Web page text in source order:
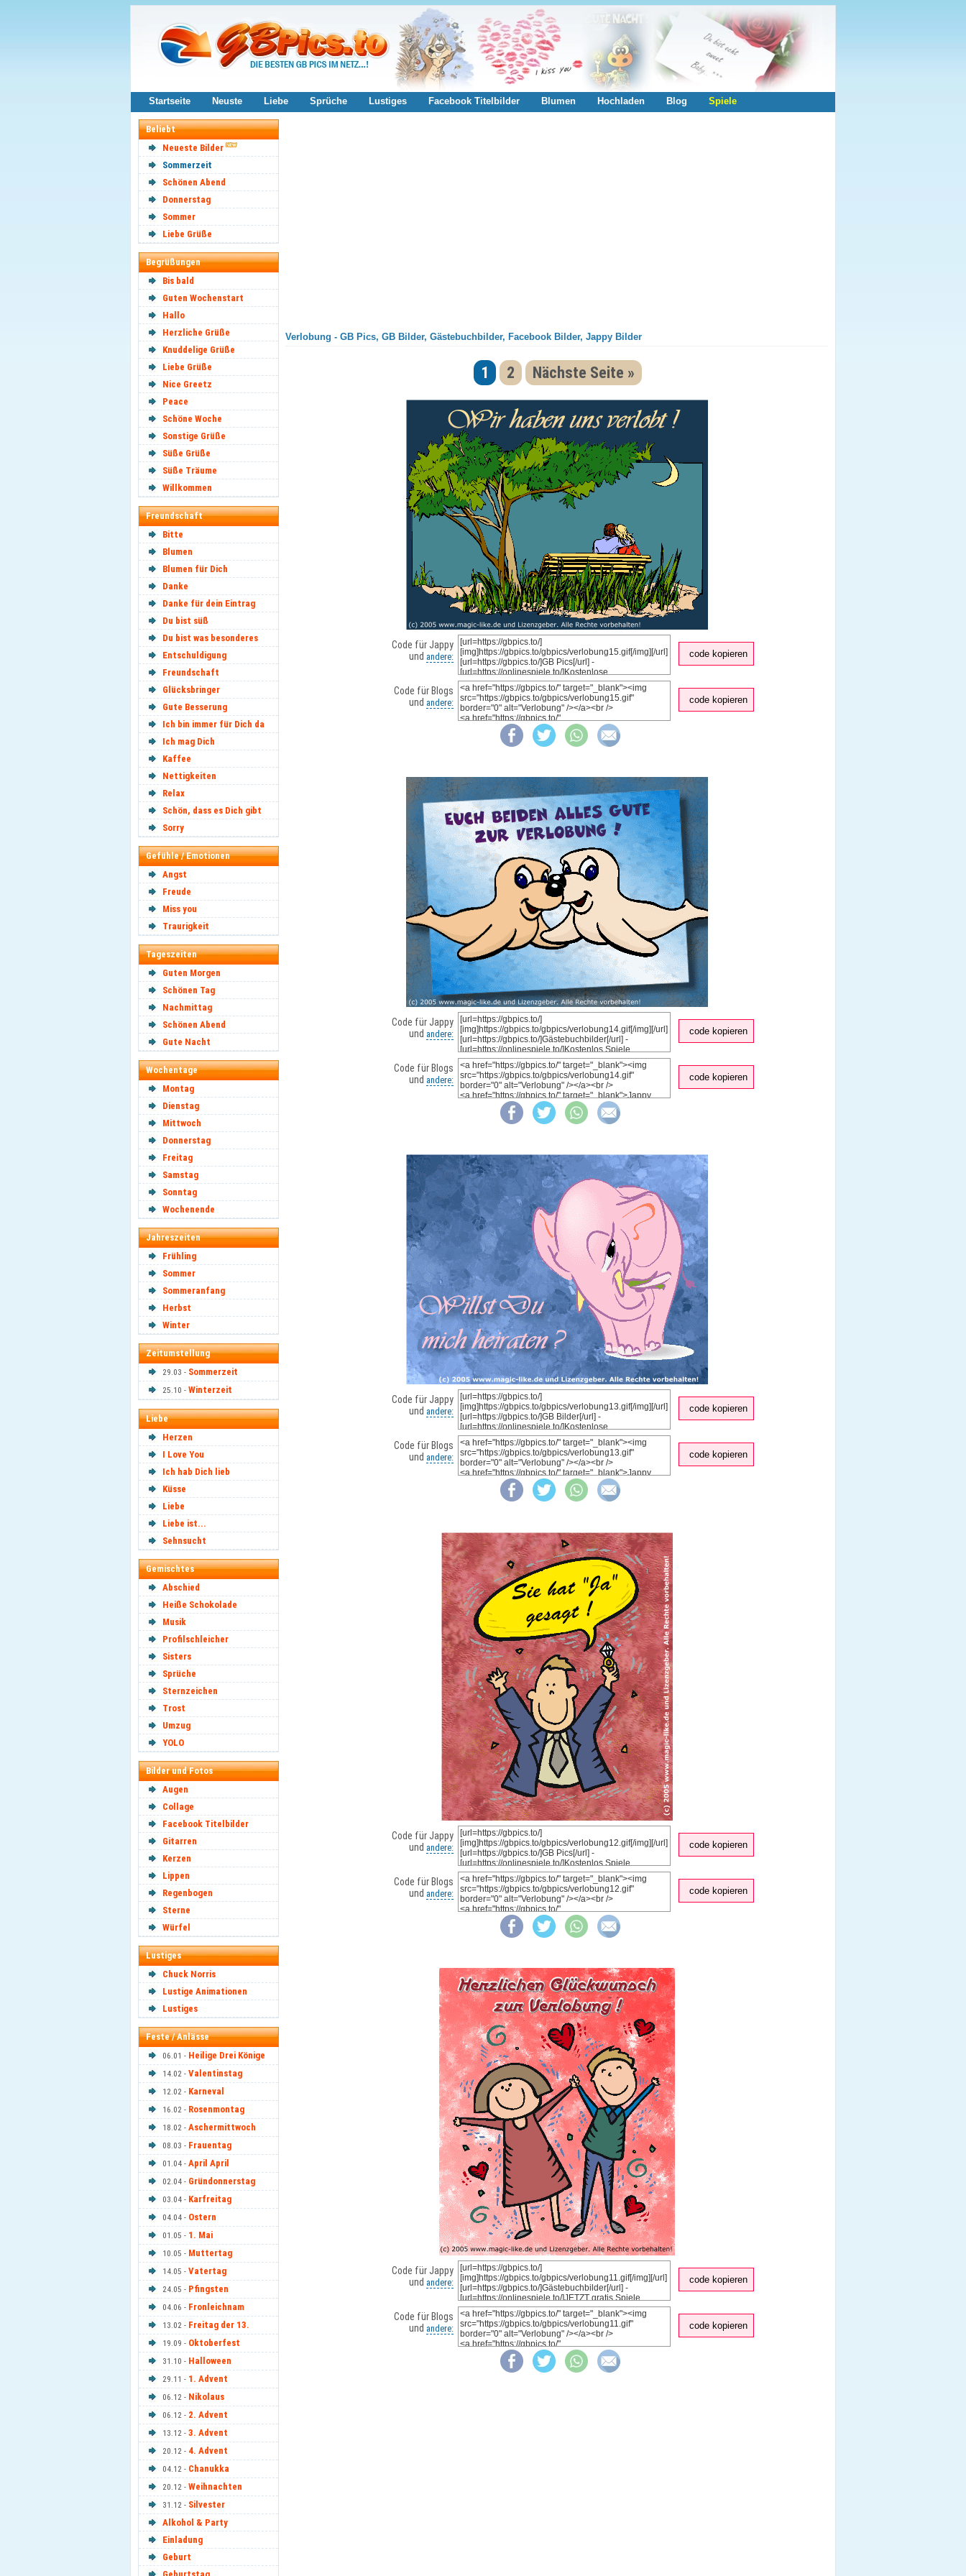
Startseite Neuste Liebe Sprüche Lustiges Facebook Titelbilder Blumen Hochladen Blog Spiele
Beliebt
Neueste Bilder
Sommerzeit
Schönen Abend
Donnerstag
Sommer
Liebe Grüße
Begrüßungen
Bis bald
Guten Wochenstart
Hallo
Herzliche Grüße
Knuddelige Grüße
Liebe Grüße
Nice Greetz
Peace
Schöne Woche
Sonstige Grüße
Süße Grüße
Süße Träume
Willkommen
Freundschaft
Bitte
Blumen
Blumen für Dich
Danke
Danke für dein Eintrag
Du bist süß
Du bist was besonderes
Entschuldigung
Freundschaft
Glücksbringer
Gute Besserung
Ich bin immer für Dich da
Ich mag Dich
Kaffee
Nettigkeiten
Relax
Schön, dass es Dich gibt
Sorry
Gefühle / Emotionen
Angst
Freude
Miss you
Traurigkeit
Tageszeiten
Guten Morgen
Schönen Tag
Nachmittag
Schönen Abend
Gute Nacht
Wochentage
Montag
Dienstag
Mittwoch
Donnerstag
Freitag
Samstag
Sonntag
Wochenende
Jahreszeiten
Frühling
Sommer
Sommeranfang
Herbst
Winter
Zeitumstellung
29.03 - Sommerzeit
25.10 - Winterzeit
Liebe
Herzen
I Love You
Ich hab Dich lieb
Küsse
Liebe
Liebe ist...
Sehnsucht
Gemischtes
Abschied
Heiße Schokolade
Musik
Profilschleicher
Sisters
Sprüche
Sternzeichen
Trost
Umzug
YOLO
Bilder und Fotos
Augen
Collage
Facebook Titelbilder
Gitarren
Kerzen
Lippen
Regenbogen
Sterne
Würfel
Lustiges
Chuck Norris
Lustige Animationen
Lustiges
Feste / Anlässe
06.01 - Heilige Drei Könige
14.02 - Valentinstag
12.02 - Karneval
16.02 - Rosenmontag
18.02 - Aschermittwoch
08.03 - Frauentag
01.04 - April April
02.04 - Gründonnerstag
03.04 - Karfreitag
04.04 - Ostern
01.05 - 1. Mai
10.05 - Muttertag
14.05 - Vatertag
24.05 - Pfingsten
04.06 - Fronleichnam
13.02 - Freitag der 13.
19.09 - Oktoberfest
31.10 - Halloween
29.11 - 1. Advent
06.12 - Nikolaus
06.12 - 2. Advent
13.12 - 3. Advent
20.12 - 4. Advent
04.12 - Chanukka
20.12 - Weihnachten
31.12 - Silvester
Alkohol & Party
Einladung
Geburt
Verlobung - GB Pics, GB Bilder, Gästebuchbilder, Facebook Bilder, Jappy Bilder
1 2 Nächste Seite »
Code für Jappy
und andere: code kopieren
Code für Blogs
und andere: code kopieren
Code für Jappy
und andere: code kopieren
Code für Blogs
und andere: code kopieren
Code für Jappy
und andere: code kopieren
Code für Blogs
und andere: code kopieren
Code für Jappy
und andere: code kopieren
Code für Blogs
und andere: code kopieren
Code für Jappy
und andere: code kopieren
Code für Blogs
und andere: code kopieren